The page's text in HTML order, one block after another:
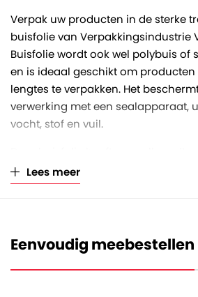
Verpak uw producten in de sterke
buisfolie van Verpakkingsindustrie
Buisfolie wordt ook wel polybuis of
en is ideaal geschikt om
lengtes te verpakken. Het
verwerking met een sealapparaat,
vocht, stof en vuil.
rollengte van 660 meter en een
micron. De folie is gewikkeld op een
worden en is geschikt voor elk type
kunt u met buisfolie zelf plastic
Lees meer
Eenvoudig meebestellen